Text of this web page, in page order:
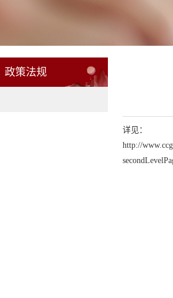
政策法规
详见：
http://